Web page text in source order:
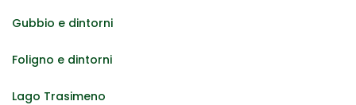
Gubbio e dintorni
Foligno e dintorni
Lago Trasimeno